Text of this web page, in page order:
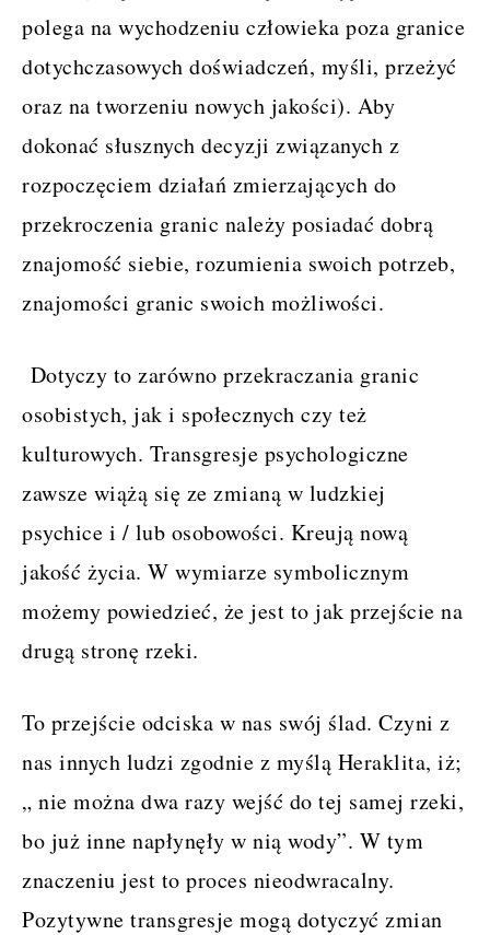
polega na wychodzeniu człowieka poza granice
dotychczasowych doświadczeń, myśli, przeżyć
oraz na tworzeniu nowych jakości). Aby
dokonać słusznych decyzji związanych z
rozpoczęciem działań zmierzających do
przekroczenia granic należy posiadać dobrą
znajomość siebie, rozumienia swoich potrzeb,
znajomości granic swoich możliwości.
Dotyczy to zarówno przekraczania granic
osobistych, jak i społecznych czy też
kulturowych. Transgresje psychologiczne
zawsze wiążą się ze zmianą w ludzkiej
psychice i / lub osobowości. Kreują nową
jakość życia. W wymiarze symbolicznym
możemy powiedzieć, że jest to jak przejście na
drugą stronę rzeki.
To przejście odciska w nas swój ślad. Czyni z
nas innych ludzi zgodnie z myślą Heraklita, iż;
„ nie można dwa razy wejść do tej samej rzeki,
bo już inne napłynęły w nią wody”. W tym
znaczeniu jest to proces nieodwracalny.
Pozytywne transgresje mogą dotyczyć zmian